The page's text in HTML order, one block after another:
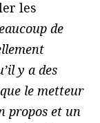
les
de
y a des
le metteur
propos et un